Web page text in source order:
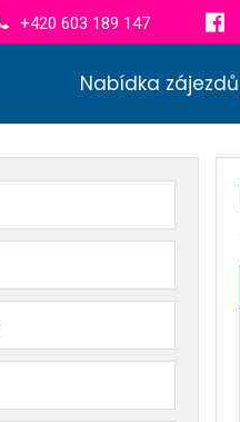
+420 603 189 147
Nabídka zájezdů